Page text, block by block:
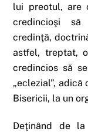
lui preotul, are
credincioşi
credinţă,
astfel, treptat,
credincios să
„eclezial”,
Bisericii, la un
Deţinând de